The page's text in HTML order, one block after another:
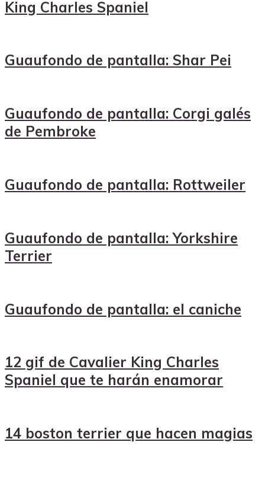
King Charles Spaniel
Guaufondo de pantalla: Shar Pei
Guaufondo de pantalla: Corgi galés
de Pembroke
Guaufondo de pantalla: Rottweiler
Guaufondo de pantalla: Yorkshire
Terrier
Guaufondo de pantalla: el caniche
12 gif de Cavalier King Charles
Spaniel que te harán enamorar
14 boston terrier que hacen magias